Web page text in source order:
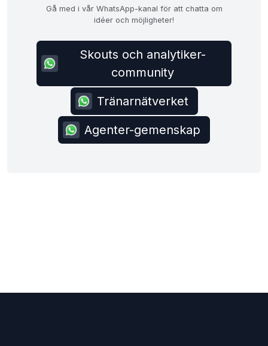
Gå med i vår WhatsApp-kanal för att chatta om
idéer och möjligheter!
Skouts och analytiker-
community
Tränarnätverket
Agenter-gemenskap